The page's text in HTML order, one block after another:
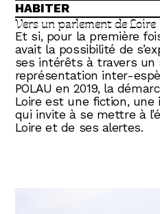
HABITER
Vers un parlement de Loire
Et si, pour la première
avait la possibilité de
ses intérêts à travers un
représentation inter-
POLAU en 2019, la
Loire est une fiction,
qui invite à se mettre à
Loire et de ses alertes.